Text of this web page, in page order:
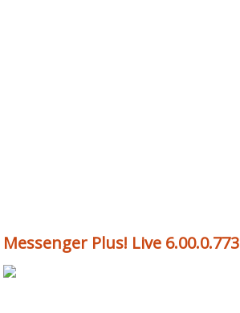
Messenger Plus! Live 6.00.0.773